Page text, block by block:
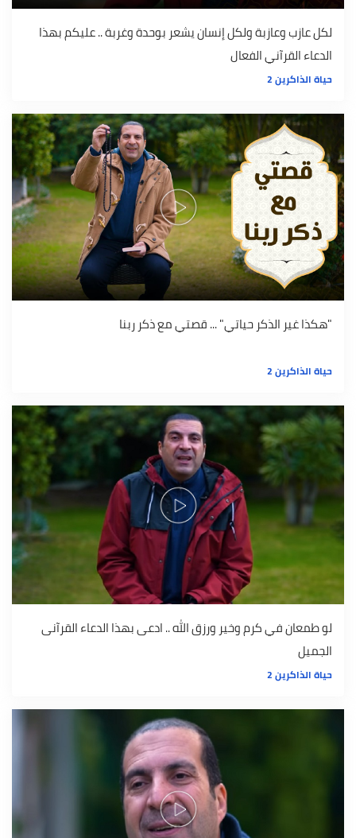
لكل عازب وعازبة ولكل إنسان يشعر بوحدة وغربة .. عليكم بهذا
الدعاء القرآني الفعال
حياة الذاكرين 2
"هكذا غير الذكر حياتي" ... قصتي مع ذكر ربنا
حياة الذاكرين 2
لو طمعان في كرم وخير ورزق الله .. ادعى بهذا الدعاء القرآنى
الجميل
حياة الذاكرين 2